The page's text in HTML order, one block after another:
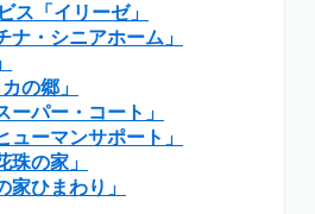
ス「イリーゼ」
ナ・シニアホーム」
の郷」
ーパー・コート」
ューマンサポート」
珠の家」
家ひまわり」